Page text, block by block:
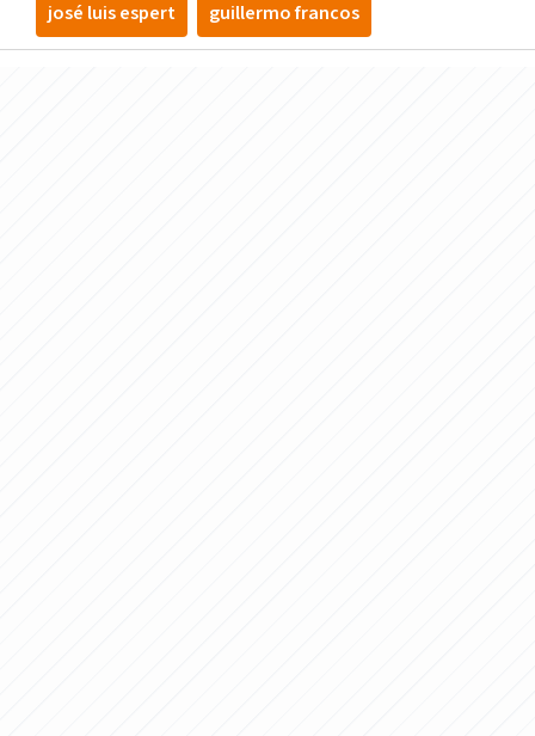
josé luis espert guillermo francos